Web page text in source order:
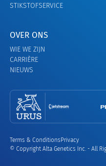
STIKSTOFSERVICE
OVER ONS
WIE WE ZIJN
CARRIÈRE
NIEUWS
Terms & Conditions Privacy
© Copyright Alta Genetics Inc. - All